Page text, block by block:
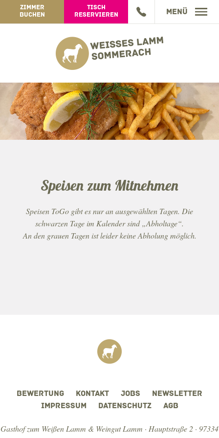
ZIMMER
BUCHEN
TISCH
RESERVIEREN
Menü
GASTHOF
SPEISEN TOGO
HOTEL
ZIMMER
WISSENSWERTES
ARRANGEMENTS
ERLEBEN
WEINGUT
WEINGUT-INFOS
JAHRESPROGRAMM
GUTSCHEINE
IMPRESSUM
DATENSCHUTZ
Speisen zum Mitnehmen
Speisen ToGo gibt es nur an ausgewählten Tagen. Die
schwarzen Tage im Kalender sind „Abholtage“.
An den grauen Tagen ist leider keine Abholung möglich.
BEWERTUNG KONTAKT JOBS
NEWSLETTER
IMPRESSUM
DATENSCHUTZ AGB
Gasthof zum Weißen Lamm & Weingut Lamm · Hauptstraße 2 · 97334